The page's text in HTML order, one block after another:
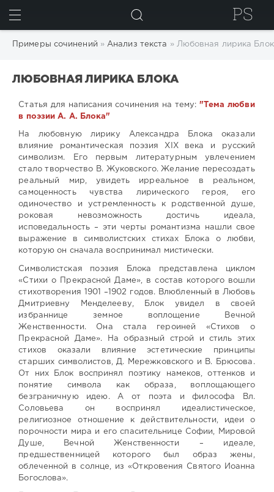
ИСКАТЬ
Примеры сочинений » Анализ текста » Любовная лирика
ЛЮБОВНАЯ ЛИРИКА БЛОКА
Статья для написания сочинения на тему: "Тема любви
в поэзии А. А. Блока"
На любовную лирику Александра Блока оказали
влияние романтическая поэзия XIX века и русский
символизм. Его первым литературным увлечением
стало творчество В. Жуковского. Желание пересоздать
реальный мир, увидеть ирреальное в реальном,
самоценность чувства лирического героя, его
одиночество и устремленность к родственной душе,
роковая невозможность достичь идеала,
исповедальность – эти черты романтизма нашли свое
выражение в символистских стихах Блока о любви,
которую он сначала воспринимал мистически.
Символистская поэзия Блока представлена циклом
«Стихи о Прекрасной Даме», в состав которого вошли
стихотворения 1901 –1902 годов. Влюбленный в Любовь
Дмитриевну Менделееву, Блок увидел в своей
избраннице земное воплощение Вечной
Женственности. Она стала героиней «Стихов о
Прекрасной Даме». На образный строй и стиль этих
стихов оказали влияние эстетические принципы
старших символистов, Д. Мережковского и В. Брюсова.
От них Блок воспринял поэтику намеков, оттенков и
понятие символа как образа, воплощающего
безграничную идею. А от поэта и философа Вл.
Соловьева он воспринял идеалистическое,
религиозное отношение к действительности, идеи о
порочности мира и его спасительнице Софии, Мировой
Душе, Вечной Женственности – идеале,
предшественницей которого был образ жены,
облеченной в солнце, из «Откровения Святого Иоанна
Богослова».